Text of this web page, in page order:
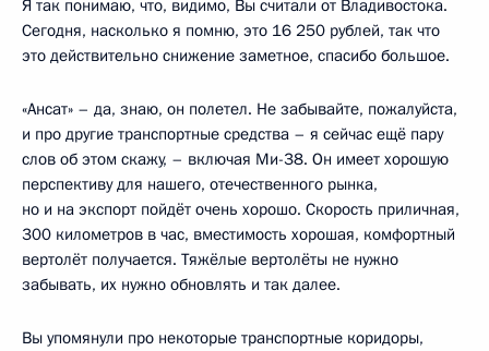
Я так понимаю, что, видимо, Вы считали от Владивостока.
Сегодня, насколько я помню, это 16 250 рублей, так что
это действительно снижение заметное, спасибо большое.
«Ансат» – да, знаю, он полетел. Не забывайте, пожалуйста,
и про другие транспортные средства – я сейчас ещё пару
слов об этом скажу, – включая Ми-38. Он имеет хорошую
перспективу для нашего, отечественного рынка,
но и на экспорт пойдёт очень хорошо. Скорость приличная,
300 километров в час, вместимость хорошая, комфортный
вертолёт получается. Тяжёлые вертолёты не нужно
забывать, их нужно обновлять и так далее.
Вы упомянули про некоторые транспортные коридоры,